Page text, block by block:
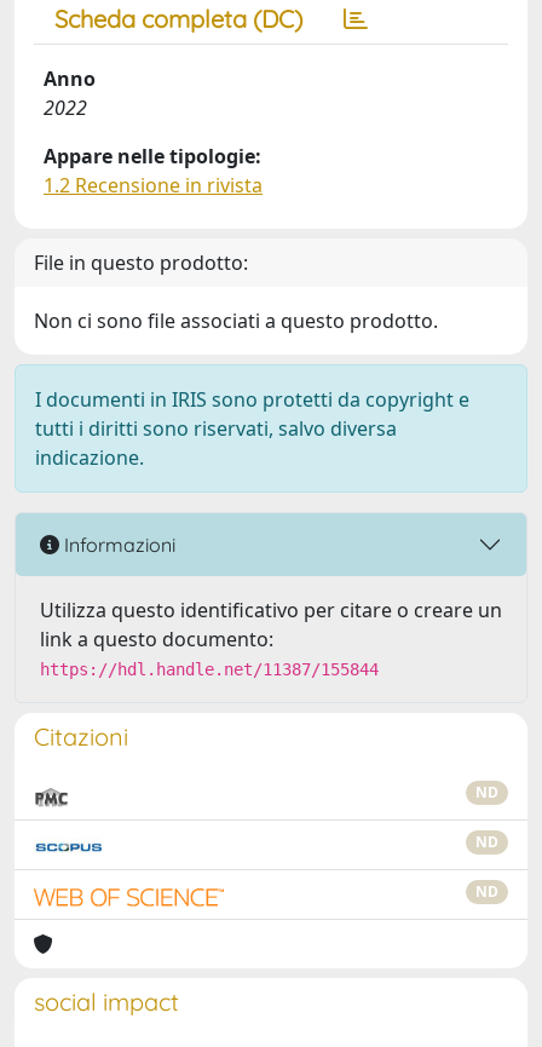
Scheda completa (DC)
Anno
2022
Appare nelle tipologie:
1.2 Recensione in rivista
File in questo prodotto:
Non ci sono file associati a questo prodotto.
I documenti in IRIS sono protetti da copyright e
tutti i diritti sono riservati, salvo diversa
indicazione.
Informazioni
Utilizza questo identificativo per citare o creare un
link a questo documento:
https://hdl.handle.net/11387/155844
Citazioni
ND
ND
ND
social impact